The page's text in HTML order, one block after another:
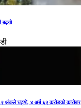
बढ्यो
अंकले घट्यो, ४ अर्ब ६२ करोडको कारोबार